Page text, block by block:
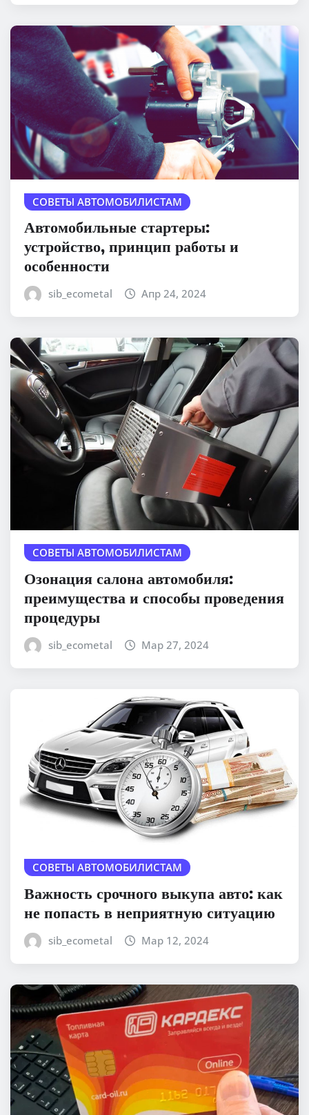
СОВЕТЫ АВТОМОБИЛИСТАМ
Автомобильные стартеры:
устройство, принцип работы и
особенности
sib_ecometal Апр 24, 2024
СОВЕТЫ АВТОМОБИЛИСТАМ
Озонация салона автомобиля:
преимущества и способы проведения
процедуры
sib_ecometal Мар 27, 2024
СОВЕТЫ АВТОМОБИЛИСТАМ
Важность срочного выкупа авто: как
не попасть в неприятную ситуацию
sib_ecometal Мар 12, 2024